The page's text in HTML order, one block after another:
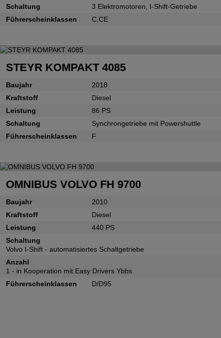
Schaltung
3 Elektromotoren, I-Shift-Getriebe
Führerscheinklassen
C,CE
STEYR KOMPAKT 4085
Baujahr
2018
Kraftstoff
Diesel
Leistung
86 PS
Schaltung
Synchrongetriebe mit Powershuttle
Führerscheinklassen
F
OMNIBUS VOLVO FH 9700
Baujahr
2010
Kraftstoff
Diesel
Leistung
440 PS
Schaltung
Volvo I-Shift - automatisiertes Schaltgetriebe
Anzahl
1 - in Kooperation mit Easy Drivers Ybbs
Führerscheinklassen
D/D95